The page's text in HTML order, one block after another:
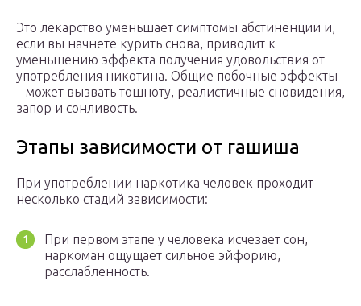
Это лекарство уменьшает симптомы абстиненции и,
если вы начнете курить снова, приводит к
уменьшению эффекта получения удовольствия от
употребления никотина. Общие побочные эффекты
– может вызвать тошноту, реалистичные сновидения,
запор и сонливость.
Этапы зависимости от гашиша
При употреблении наркотика человек проходит
несколько стадий зависимости:
При первом этапе у человека исчезает сон,
наркоман ощущает сильное эйфорию,
расслабленность.